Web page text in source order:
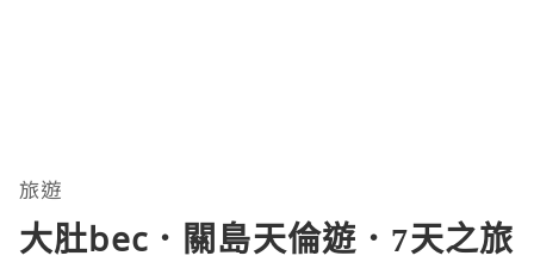
旅遊
大肚bec．關島天倫遊．7天之旅